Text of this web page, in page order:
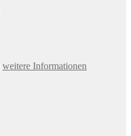
weitere Informationen